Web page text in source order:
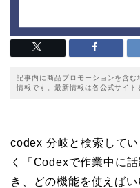
記事内に商品プロモーションを含
情報です。最新情報は各公式サイト
codex 分岐と検索して
く「Codexで作業中に
き、どの機能を使えば